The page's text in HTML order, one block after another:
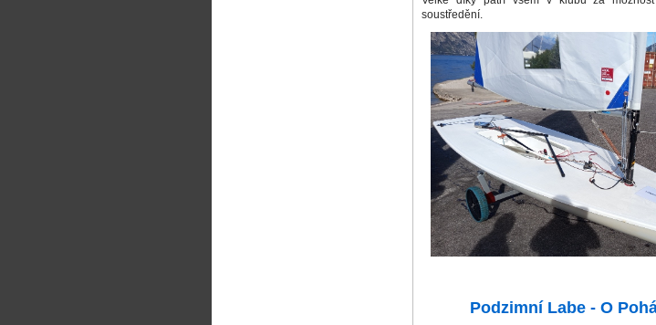
soustředění.
Podzimní Labe - O